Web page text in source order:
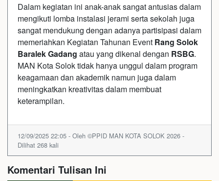
Dalam kegiatan ini anak-anak sangat antusias dalam
mengikuti lomba instalasi jerami serta sekolah juga
sangat mendukung dengan adanya partisipasi dalam
memeriahkan Kegiatan Tahunan Event Rang Solok
Baralek Gadang atau yang dikenal dengan RSBG.
MAN Kota Solok tidak hanya unggul dalam program
keagamaan dan akademik namun juga dalam
meningkatkan kreativitas dalam membuat
keterampilan.
12/09/2025 22:05 - Oleh ©PPID MAN KOTA SOLOK 2026 -
Dilihat 268 kali
Komentari Tulisan Ini